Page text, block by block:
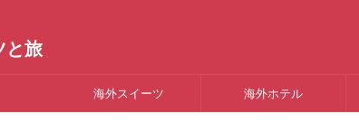
と旅
海外スイーツ 海外ホテル